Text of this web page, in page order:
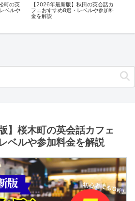
町の英
ベルや
【2026年最新版】秋田の英会話カ
フェおすすめ8選・レベルや参加料
金を解説
】桜木町の英会話カフェ
ベルや参加料金を解説